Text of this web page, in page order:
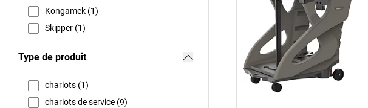
Kongamek (1)
Skipper (1)
Type de produit
chariots (1)
chariots de service (9)